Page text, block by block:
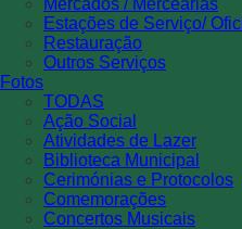
Mercados / Mercearias
Estações de Serviço/
Restauração
Outros Serviços
Fotos
TODAS
Ação Social
Atividades de Lazer
Biblioteca Municipal
Cerimónias e Protocolos
Comemorações
Concertos Musicais